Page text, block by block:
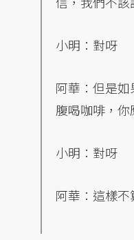
小明：對呀
阿華：但是
腹喝咖啡，你
小明：對呀
阿華：這樣不